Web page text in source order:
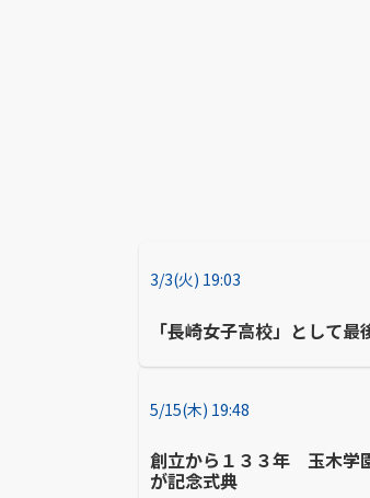
3/3(火) 19:03
「長崎女子高校」として
5/15(木) 19:48
創立から１３３年 玉木学
が記念式典